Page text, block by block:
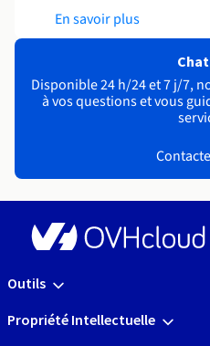
En savoir plus
Disponible 24 h/24 et 7 j/7,
à vos questions et vous
Outils
Propriété Intellectuelle